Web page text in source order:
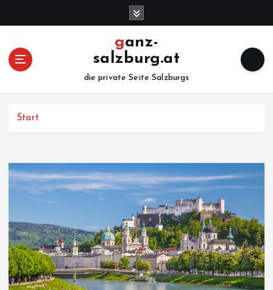
ganz-
salzburg.at
die private Seite Salzburgs
Start